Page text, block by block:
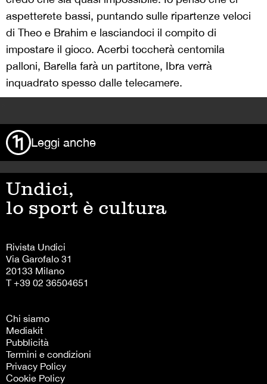
aspetterete bassi, puntando sulle ripartenze veloci
di Theo e Brahim e lasciandoci il compito di
impostare il gioco. Acerbi toccherà centomila
palloni, Barella farà un partitone, Ibra verrà
inquadrato spesso dalle telecamere.
Leggi anche
Undici,
lo sport è cultura
Rivista Undici
Via Garofalo 31
20133 Milano
T +39 02 36504651
Chi siamo
Mediakit
Pubblicità
Termini e condizioni
Privacy Policy
Cookie Policy